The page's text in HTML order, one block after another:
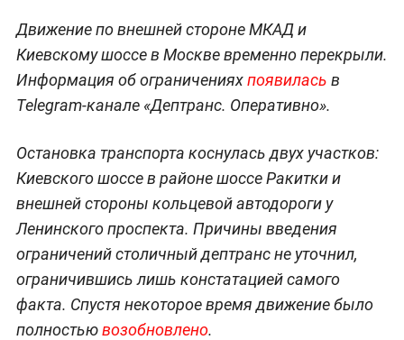
Движение по внешней стороне МКАД и
Киевскому шоссе в Москве временно перекрыли.
Информация об ограниченияхпоявилась в
Telegram-канале «Дептранс. Оперативно».
Остановка транспорта коснулась двух участков:
Киевского шоссе в районе шоссе Ракитки и
внешней стороны кольцевой автодороги у
Ленинского проспекта. Причины введения
ограничений столичный дептранс не уточнил,
ограничившись лишь констатацией самого
факта. Спустя некоторое время движение было
полностьювозобновлено.